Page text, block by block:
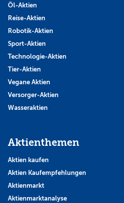
Öl-Aktien
Reise-Aktien
Robotik-Aktien
Sport-Aktien
Technologie-Aktien
Tier-Aktien
Vegane Aktien
Versorger-Aktien
Wasseraktien
Aktienthemen
Aktien kaufen
Aktien Kaufempfehlungen
Aktienmarkt
Aktienmarktanalyse